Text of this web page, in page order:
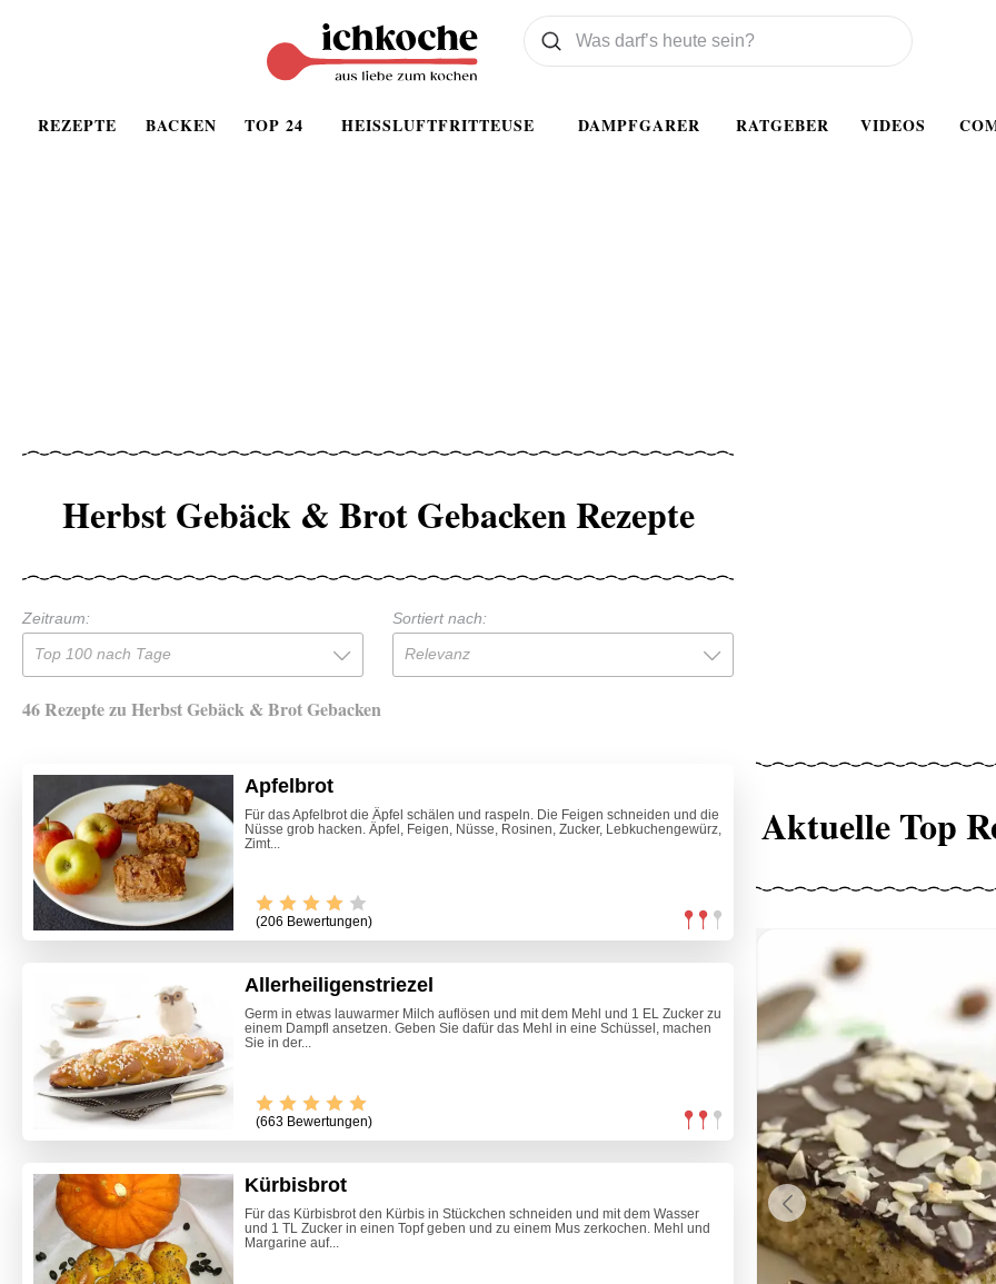
REZEPTE BACKEN TOP 24 HEISSLUFTFRITTEUSE DAMPFGARER RATGEBER VIDEOS
Was wollen Sie suchen
Suchen
Herbst Gebäck & Brot Gebacken Rezepte
Zeitraum:
Top 100 nach Tage
Sortiert nach:
Relevanz
46 Rezepte zu Herbst Gebäck & Brot Gebacken
Apfelbrot
Für das Apfelbrot die Äpfel schälen und raspeln. Die Feigen schneiden und die
Nüsse grob hacken. Äpfel, Feigen, Nüsse, Rosinen, Zucker, Lebkuchengewürz,
Zimt...
(206 Bewertungen)
Allerheiligenstriezel
Germ in etwas lauwarmer Milch auflösen und mit dem Mehl und 1 EL Zucker zu
einem Dampfl ansetzen. Geben Sie dafür das Mehl in eine Schüssel, machen
Sie in der...
(663 Bewertungen)
Kürbisbrot
Für das Kürbisbrot den Kürbis in Stückchen schneiden und mit dem Wasser
und 1 TL Zucker in einen Topf geben und zu einem Mus zerkochen. Mehl und
Margarine auf...
Aktuelle Top
Previous